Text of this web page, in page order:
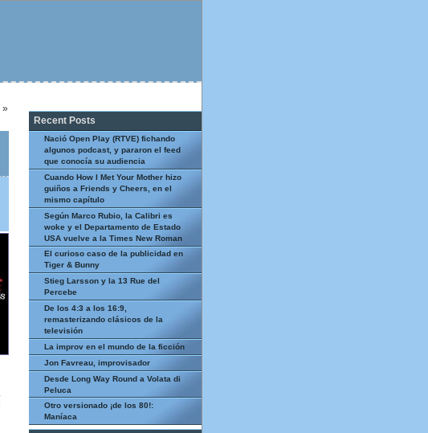
»
Recent Posts
Nació Open Play (RTVE) fichando
algunos podcast, y pararon el feed
que conocía su audiencia
Cuando How I Met Your Mother hizo
guiños a Friends y Cheers, en el
mismo capítulo
Según Marco Rubio, la Calibri es
woke y el Departamento de Estado
USA vuelve a la Times New Roman
El curioso caso de la publicidad en
Tiger & Bunny
Stieg Larsson y la 13 Rue del
Percebe
De los 4:3 a los 16:9,
remasterizando clásicos de la
televisión
La improv en el mundo de la ficción
Jon Favreau, improvisador
Desde Long Way Round a Volata di
Peluca
Otro versionado ¡de los 80!:
Maníaca